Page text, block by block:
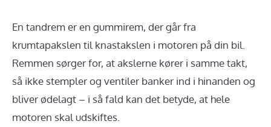
En tandrem er en gummirem, der går fra
krumtapakslen til knastakslen i motoren på din bil.
Remmen sørger for, at akslerne kører i samme takt,
så ikke stempler og ventiler banker ind i hinanden og
bliver ødelagt – i så fald kan det betyde, at hele
motoren skal udskiftes.